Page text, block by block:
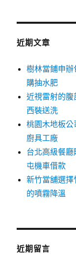
近期文章
樹林當鋪申
購抽水肥
近視雷射的
西裝送洗
桃園木地板
廚具工廠
台北高級餐
屯機車借款
新竹當舖選
的噴霧降溫
近期留言